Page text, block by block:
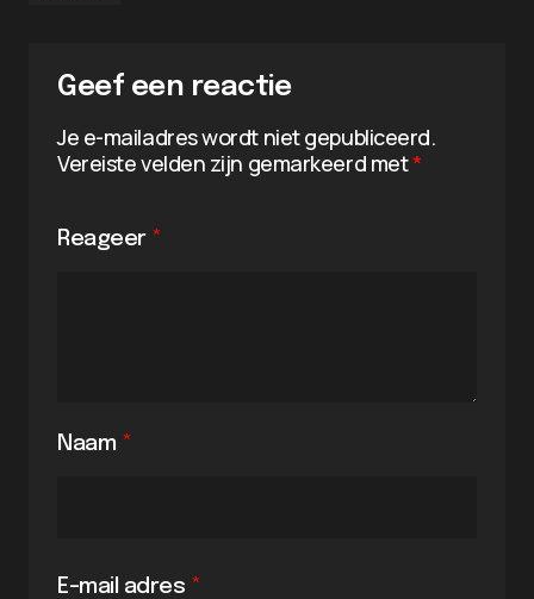
Geef een reactie
Je e-mailadres wordt niet gepubliceerd.
Vereiste velden zijn gemarkeerd met*
Reageer *
Naam *
E-mail adres *